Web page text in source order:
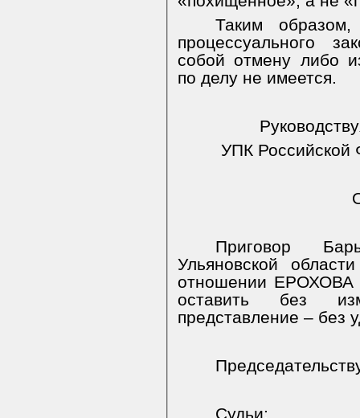
Таким
процессуального
собой отмену либо
по делу не имеется.
УПК Российской
Приговор
Ульяновской
отношении
оставить без
представление – без